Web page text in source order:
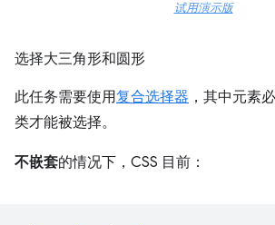
试用演示版
选择大三角形和圆形
此任务需要使用复合选择器 ，其中元素
类才能被选择。
不嵌套的情况下，CSS 目前：